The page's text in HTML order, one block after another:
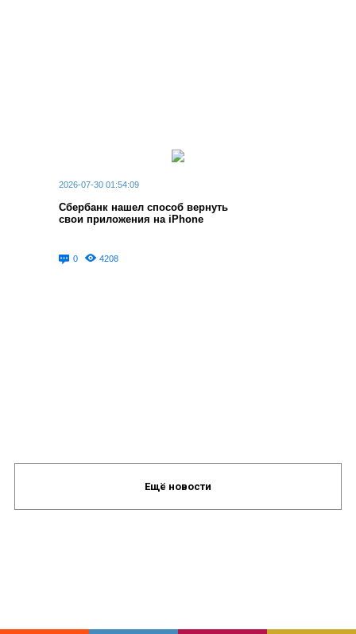
2026-07-30 01:54:09
Сбербанк нашел способ вернуть
свои приложения на iPhone
0 4208
Ещё новости